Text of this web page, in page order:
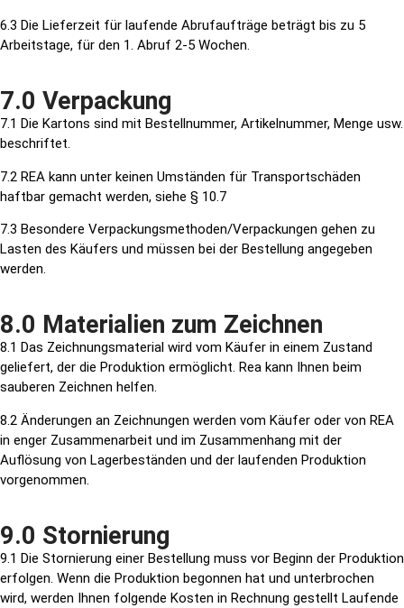
6.3 Die Lieferzeit für laufende Abrufaufträge beträgt bis zu 5
Arbeitstage, für den 1. Abruf 2-5 Wochen.
7.0 Verpackung
7.1 Die Kartons sind mit Bestellnummer, Artikelnummer, Menge usw.
beschriftet.
7.2 REA kann unter keinen Umständen für Transportschäden
haftbar gemacht werden, siehe § 10.7
7.3 Besondere Verpackungsmethoden/Verpackungen gehen zu
Lasten des Käufers und müssen bei der Bestellung angegeben
werden.
8.0 Materialien zum Zeichnen
8.1 Das Zeichnungsmaterial wird vom Käufer in einem Zustand
geliefert, der die Produktion ermöglicht. Rea kann Ihnen beim
sauberen Zeichnen helfen.
8.2 Änderungen an Zeichnungen werden vom Käufer oder von REA
in enger Zusammenarbeit und im Zusammenhang mit der
Auflösung von Lagerbeständen und der laufenden Produktion
vorgenommen.
9.0 Stornierung
9.1 Die Stornierung einer Bestellung muss vor Beginn der Produktion
erfolgen. Wenn die Produktion begonnen hat und unterbrochen
wird, werden Ihnen folgende Kosten in Rechnung gestellt Laufende